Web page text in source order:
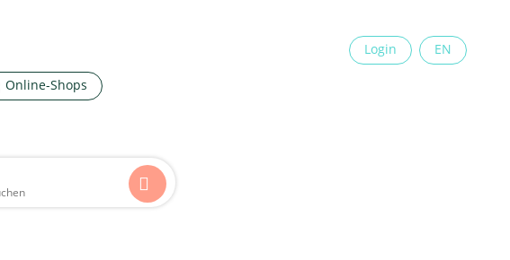
Online-Shops
Login EN ×
Online-Shops